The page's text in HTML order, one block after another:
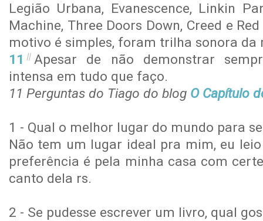
Legião Urbana, Evanescence, Linkin
Machine, Three Doors Down, Creed e
motivo é simples, foram trilha sonora da
Apesar de não demonstrar
intensa em tudo que faço.
11 Perguntas do Tiago do blog O Capítulo
1 - Qual o melhor lugar do mundo para
Não tem um lugar ideal pra mim, eu
preferência é pela minha casa com
canto dela rs.
2 - Se pudesse escrever um livro, qual